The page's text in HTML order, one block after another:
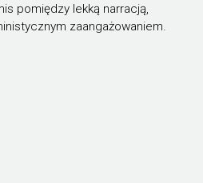
pomiędzy lekką narracją,
zaangażowaniem.